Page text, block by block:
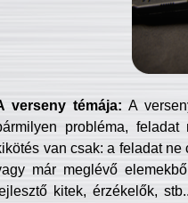
verseny témája: A
probléma, feladat
van csak: a feladat
már meglévő
kitek, érzékelők,